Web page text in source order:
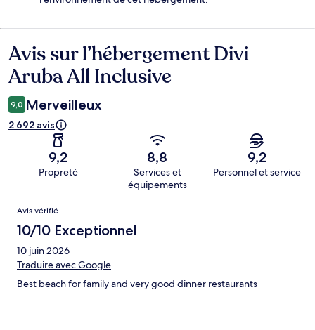
Avis
Avis sur l’hébergement Divi
Aruba All Inclusive
9,0 Merveilleux
2 692 avis
9,2
Propreté
8,8
Services et
équipements
9,2
Personnel et service
Avis
Avis vérifié
10/10 Exceptionnel
10 juin 2026
Traduire avec Google
Best beach for family and very good dinner restaurants